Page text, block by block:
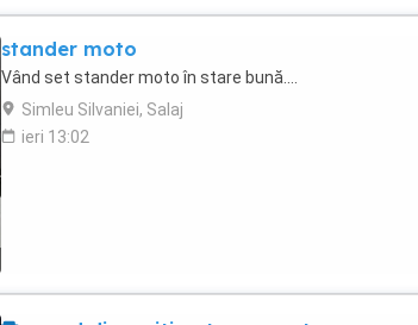
stander moto
Vând set stander moto în stare bună....
Simleu Silvaniei, Salaj
ieri 13:02